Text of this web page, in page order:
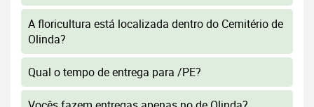
A floricultura está localizada dentro do Cemitério de
Olinda?
Qual o tempo de entrega para /PE?